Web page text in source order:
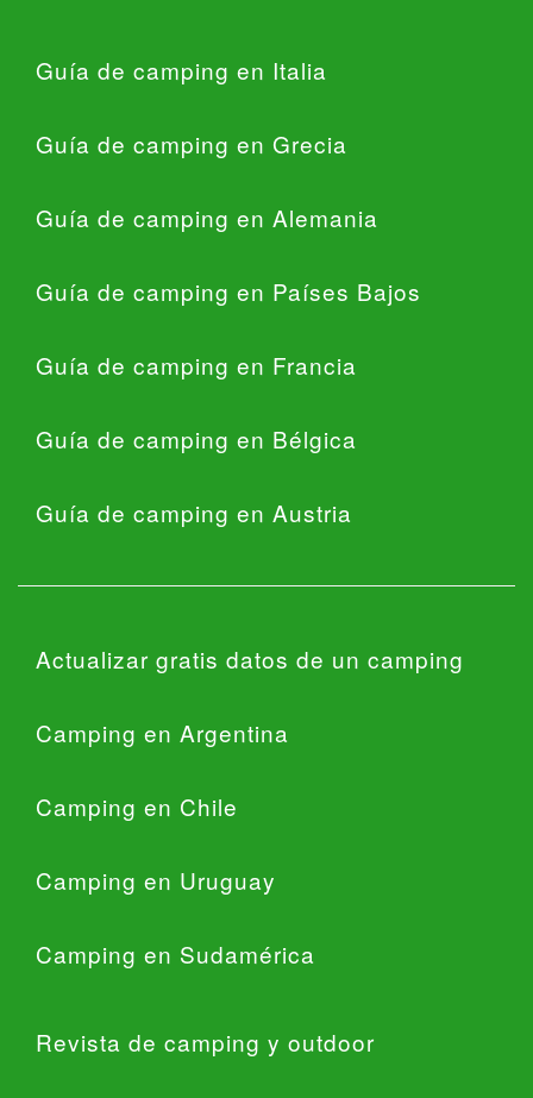
Guía de camping en Italia
Guía de camping en Grecia
Guía de camping en Alemania
Guía de camping en Países Bajos
Guía de camping en Francia
Guía de camping en Bélgica
Guía de camping en Austria
Actualizar gratis datos de un camping
Camping en Argentina
Camping en Chile
Camping en Uruguay
Camping en Sudamérica
Revista de camping y outdoor